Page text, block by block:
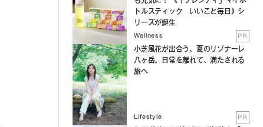
トルスティック いいこと毎日》シ
リーズが誕生
Wellness PR
小芝風花が出合う、夏のリゾナーレ
八ヶ岳。日常を離れて、満たされる
旅へ
Lifestyle PR